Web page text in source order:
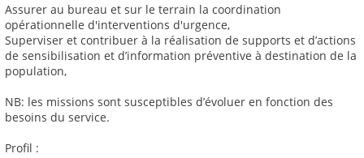
Assurer au bureau et sur le terrain la coordination
opérationnelle d'interventions d'urgence,
Superviser et contribuer à la réalisation de supports et d’actions
de sensibilisation et d’information préventive à destination de la
population,
NB: les missions sont susceptibles d’évoluer en fonction des
besoins du service.
Profil :